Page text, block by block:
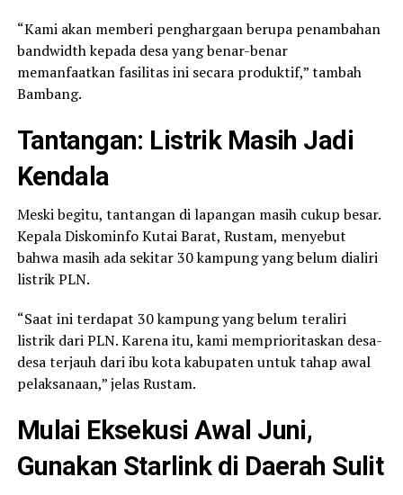
“Kami akan memberi penghargaan berupa penambahan
bandwidth kepada desa yang benar-benar
memanfaatkan fasilitas ini secara produktif,” tambah
Bambang.
Tantangan: Listrik Masih Jadi
Kendala
Meski begitu, tantangan di lapangan masih cukup besar.
Kepala Diskominfo Kutai Barat, Rustam, menyebut
bahwa masih ada sekitar 30 kampung yang belum dialiri
listrik PLN.
“Saat ini terdapat 30 kampung yang belum teraliri
listrik dari PLN. Karena itu, kami memprioritaskan desa-
desa terjauh dari ibu kota kabupaten untuk tahap awal
pelaksanaan,” jelas Rustam.
Mulai Eksekusi Awal Juni,
Gunakan Starlink di Daerah Sulit